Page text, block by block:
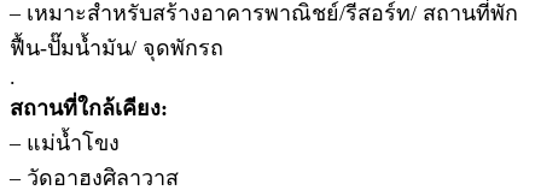
– เหมาะสำหรับสร้างอาคารพาณิชย์/รีสอร์ท/ สถานที่พัก
ฟื้น-ปั๊มน้ำมัน/ จุดพักรถ
.
สถานที่ใกล้เคียง:
– แม่น้ำโขง
– วัดอาฮงศิลาวาส